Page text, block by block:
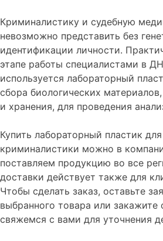
Криминалистику и судебную
невозможно представить без
идентификации личности.
этапе работы специалистами в
используется лабораторный
сбора биологических
и хранения, для проведения
Купить лабораторный пластик
криминалистики можно в
поставляем продукцию во все
доставки действует также для
Чтобы сделать заказ, оставьте
выбранного товара или
свяжемся с вами для уточнения